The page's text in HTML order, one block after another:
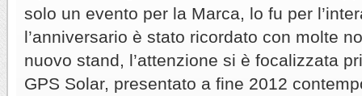
solo un evento per la Marca, lo fu per
l’anniversario è stato ricordato con molte
nuovo stand, l’attenzione si è focalizzata
GPS Solar, presentato a fine 2012